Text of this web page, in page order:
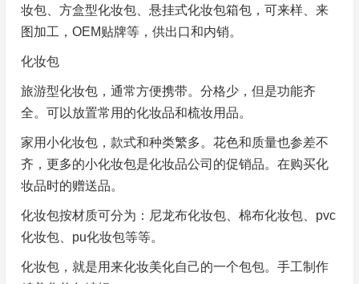
妆包、方盒型化妆包、悬挂式化妆包箱包，可来样、来
图加工，OEM贴牌等，供出口和内销。
化妆包
旅游型化妆包，通常方便携带。分格少，但是功能齐
全。可以放置常用的化妆品和梳妆用品。
家用小化妆包，款式和种类繁多。花色和质量也参差不
齐，更多的小化妆包是化妆品公司的促销品。在购买化
妆品时的赠送品。
化妆包按材质可分为：尼龙布化妆包、棉布化妆包、pvc
化妆包、pu化妆包等等。
化妆包，就是用来化妆美化自己的一个包包。手工制作